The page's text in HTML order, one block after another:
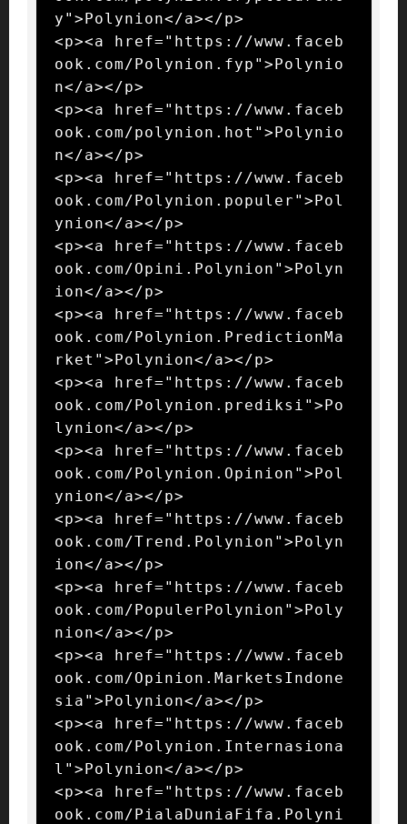
y">Polynion</a></p>
<p><a href="https://www.faceb
ook.com/Polynion.fyp">Polynio
n</a></p>
<p><a href="https://www.faceb
ook.com/polynion.hot">Polynio
n</a></p>
<p><a href="https://www.faceb
ook.com/Polynion.populer">Pol
ynion</a></p>
<p><a href="https://www.faceb
ook.com/Opini.Polynion">Polyn
ion</a></p>
<p><a href="https://www.faceb
ook.com/Polynion.PredictionMa
rket">Polynion</a></p>
<p><a href="https://www.faceb
ook.com/Polynion.prediksi">Po
lynion</a></p>
<p><a href="https://www.faceb
ook.com/Polynion.Opinion">Pol
ynion</a></p>
<p><a href="https://www.faceb
ook.com/Trend.Polynion">Polyn
ion</a></p>
<p><a href="https://www.faceb
ook.com/PopulerPolynion">Poly
nion</a></p>
<p><a href="https://www.faceb
ook.com/Opinion.MarketsIndone
sia">Polynion</a></p>
<p><a href="https://www.faceb
ook.com/Polynion.Internasiona
l">Polynion</a></p>
<p><a href="https://www.faceb
ook.com/PialaDuniaFifa.Polyni